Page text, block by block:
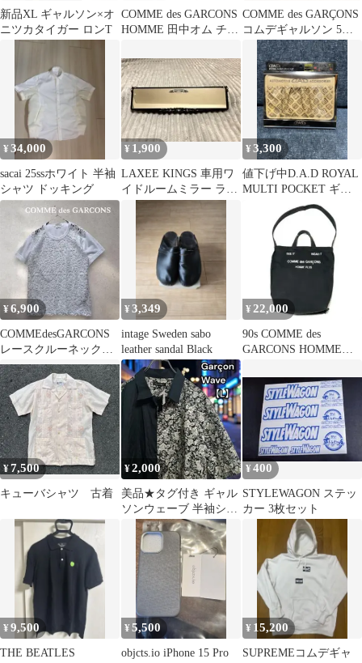
新品XL ギャルソン×オ
ニツカタイガー ロンT
COMME des GARCONS
HOMME 田中オム チノ
COMME des GARÇONS
コムデギャルソン 5冊
セット アートブック
¥34,000
sacai 25ssホワイト 半袖
シャツ ドッキング
¥ 1,900
LAXEE KINGS 車用ワ
イドルームミラー ライ
ンストーン付き D.A.D
¥3,300
値下げ中D.A.D ROYAL
MULTI POCKET ギャ
ルソン dad
¥6,900
COMMEdesGARCONS
レースクルーネックT
シャツプルオーバー洗
える✨美品
¥3,349
intage Sweden sabo
leather sandal Black
¥ 22,000
90s COMME des
GARCONS HOMME
¥7,500
キューバシャツ 古着
¥2,000
美品★タグ付き ギャル
ソンウェーブ 半袖シャ
ツ 総柄 花柄 L
¥400
STYLEWAGON ステッ
カー 3枚セット
¥9,500
THE BEATLES
¥5,500
objcts.io iPhone 15 Pro
¥ 15,200
SUPREMEコムデギャ